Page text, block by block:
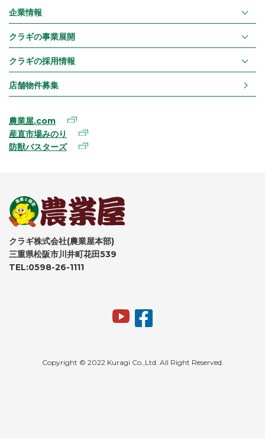
企業情報
クラギの事業展開
クラギの採用情報
店舗物件募集
農業屋.com
産直市場みのり
防獣バスターズ
クラギ株式会社(農業屋本部)
三重県松阪市川井町花田539
TEL:0598-26-1111
Copyright © 2022 Kuragi Co.,Ltd. All Right Reserved.